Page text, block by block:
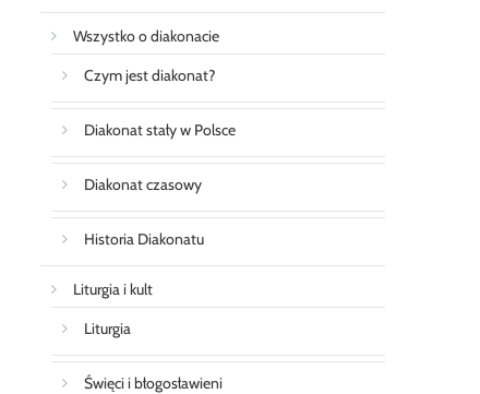
Wszystko o diakonacie
Czym jest diakonat?
Diakonat stały w Polsce
Diakonat czasowy
Historia Diakonatu
Liturgia i kult
Liturgia
Święci i błogosławieni